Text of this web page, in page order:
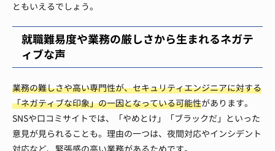
ともいえるでしょう。
就職難易度や業務の厳しさから生まれるネガテ
ィブな声
業務の難しさや高い専門性が、セキュリティエンジニアに対する
「ネガティブな印象」の一因となっている可能性があります。
SNSや口コミサイトでは、「やめとけ」「ブラックだ」といった
意見が見られることも。理由の一つは、夜間対応やインシデント